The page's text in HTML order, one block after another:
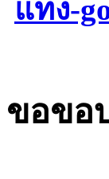
ขอข